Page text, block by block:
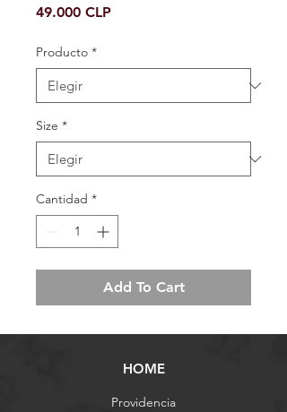
49.000 CLPPrecio
Producto *
Size *
Cantidad *
Add To Cart
HOME
Providencia